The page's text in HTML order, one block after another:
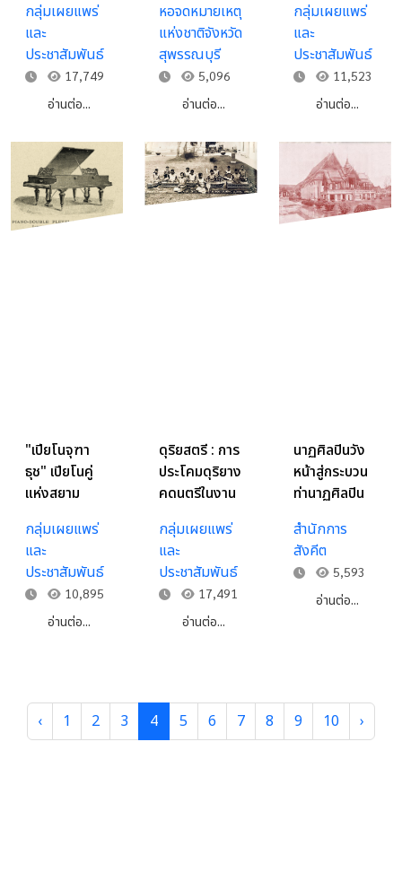
ราชสุดาฯ
สยามบรมราช
กุมารี กับการ
ดนตรี
กลุ่มเผยแพร่
และ
ประชาสัมพันธ์
17,749
อ่านต่อ...
สุพรรณ)
ศิลปินแห่งชาติ
สาขาศิลปะการ
แสดง (นักร้อง
เพลงลูกทุ่ง)
2540
หอจดหมายเหตุ
แห่งชาติจังหวัด
สุพรรณบุรี
5,096
อ่านต่อ...
ของสำนักการ
สังคีต กรม
ศิลปากร ระบำ
เสียมกุก –
ละโว้
กลุ่มเผยแพร่
และ
ประชาสัมพันธ์
11,523
อ่านต่อ...
"เปียโนจุฑา
ธุช" เปียโนคู่
แห่งสยาม
กลุ่มเผยแพร่
และ
ประชาสัมพันธ์
10,895
อ่านต่อ...
ดุริยสตรี : การ
ประโคมดุริยาง
คดนตรีในงาน
จัดขึ้นในเขต
พระราชฐานชั้น
ใน
กลุ่มเผยแพร่
และ
ประชาสัมพันธ์
17,491
อ่านต่อ...
นาฏศิลปินวัง
หน้าสู่กระบวน
ท่านาฏศิลปิน
สำนักการ
สังคีต
5,593
อ่านต่อ...
‹ 1 2 3 4 5 6 7 8 9 10 ›